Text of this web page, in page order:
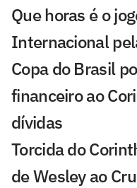
Que horas é o
Internacional
Copa do Brasil
financeiro ao
dívidas
Torcida do
de Wesley ao